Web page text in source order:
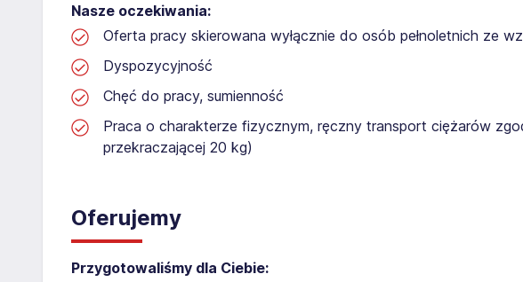
Nasze oczekiwania:
Oferta pracy skierowana wyłącznie do osób pełnoletnich ze
Dyspozycyjność
Chęć do pracy, sumienność
Praca o charakterze fizycznym, ręczny transport ciężarów
przekraczającej 20 kg)
Oferujemy
Przygotowaliśmy dla Ciebie: